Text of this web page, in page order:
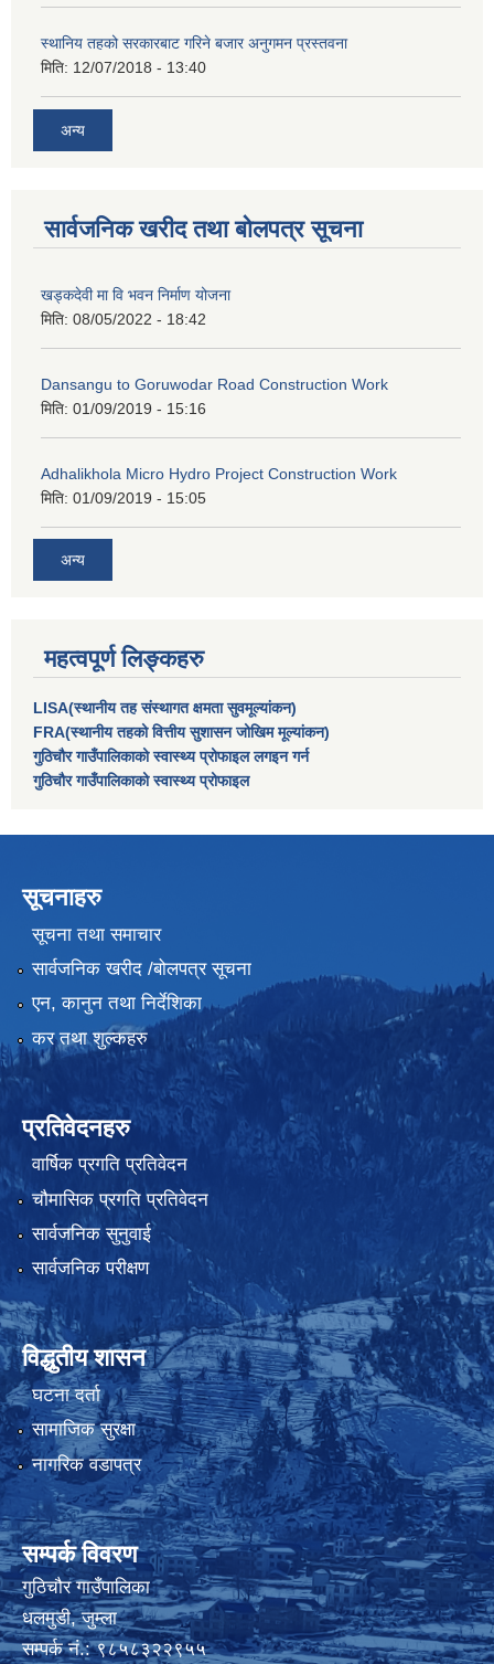
स्थानिय तहको सरकारबाट गरिने बजार अनुगमन प्रस्तवना
मिति: 12/07/2018 - 13:40
अन्य
सार्वजनिक खरीद तथा बोलपत्र सूचना
खड्कदेवी मा वि भवन निर्माण योजना
मिति: 08/05/2022 - 18:42
Dansangu to Goruwodar Road Construction Work
मिति: 01/09/2019 - 15:16
Adhalikhola Micro Hydro Project Construction Work
मिति: 01/09/2019 - 15:05
अन्य
महत्वपूर्ण लिङ्कहरु
LISA(स्थानीय तह संस्थागत क्षमता सुवमूल्यांकन)
FRA(स्थानीय तहको वित्तीय सुशासन जोखिम मूल्यांकन)
गुठिचौर गाउँपालिकाको स्वास्थ्य प्रोफाइल लगइन गर्न
गुठिचौर गाउँपालिकाको स्वास्थ्य प्रोफाइल
सूचनाहरु
सूचना तथा समाचार
सार्वजनिक खरीद /बोलपत्र सूचना
एन, कानुन तथा निर्देशिका
कर तथा शुल्कहरु
प्रतिवेदनहरु
वार्षिक प्रगति प्रतिवेदन
चौमासिक प्रगति प्रतिवेदन
सार्वजनिक सुनुवाई
सार्वजनिक परीक्षण
विद्धुतीय शासन
घटना दर्ता
सामाजिक सुरक्षा
नागरिक वडापत्र
सम्पर्क विवरण
गुठिचौर गाउँपालिका
धलमुडी, जुम्ला
सम्पर्क नं.: ९८५८३२२९५५